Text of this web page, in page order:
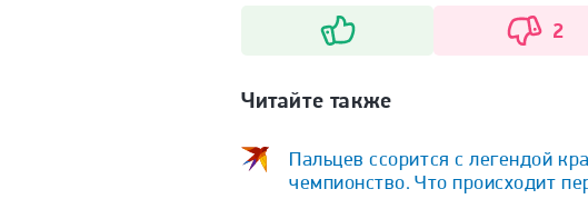
2
Читайте также
Пальцев ссорится с легендой
чемпионство. Что происходит